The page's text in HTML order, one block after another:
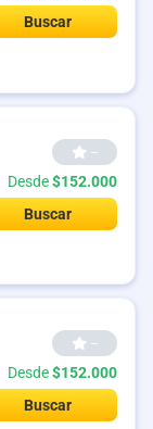
Buscar
--
Desde$152.000
Buscar
--
Desde$152.000
Buscar